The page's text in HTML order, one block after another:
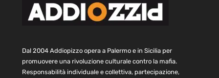
Dal 2004 Addiopizzo opera a Palermo e in Sicilia per
promuovere una rivoluzione culturale contro la mafia.
Responsabilità individuale e collettiva, partecipazione,